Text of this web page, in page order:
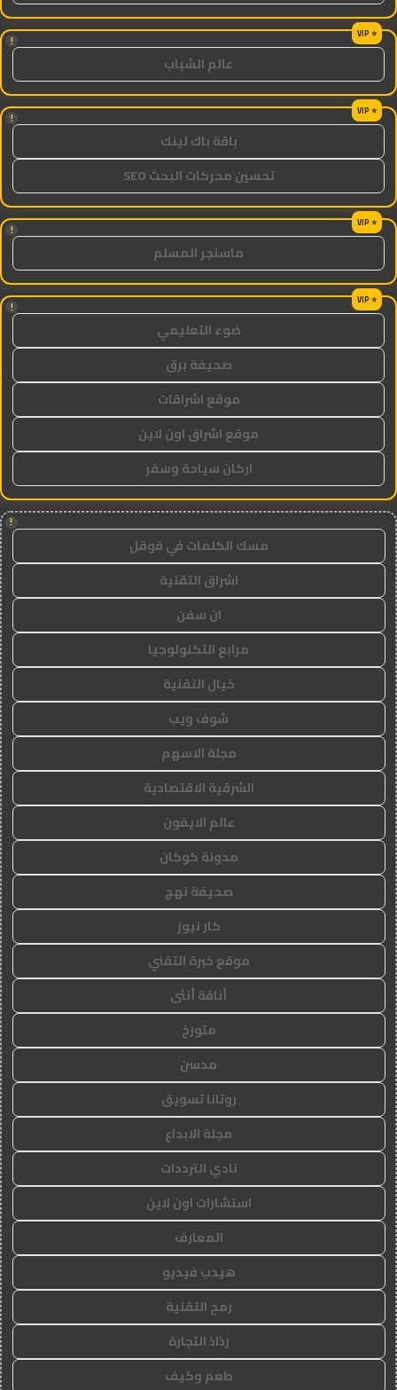
!
عالم الشباب
!
باقة باك لينك
تحسين محركات البحث SEO
!
ماسنجر المسلم
!
ضوء التعليمي
صحيفة برق
موقع اشراقات
موقع اشراق اون لاين
اركان سياحة وسفر
!
مسك الكلمات في قوقل
اشراق التقنية
ان سفن
مرابع التكنولوجيا
خيال التقنية
شوف ويب
مجلة الاسهم
الشرقية الاقتصادية
عالم الايفون
مدونة كوكان
صحيفة نهج
كار نيوز
موقع خبرة التقني
أناقة أنثى
متورخ
مدسن
روتانا تسويق
مجلة الابداع
نادي الترددات
استشارات اون لاين
المعارف
هيدب فيديو
رمح التقنية
رذاذ التجارة
طعم وكيف